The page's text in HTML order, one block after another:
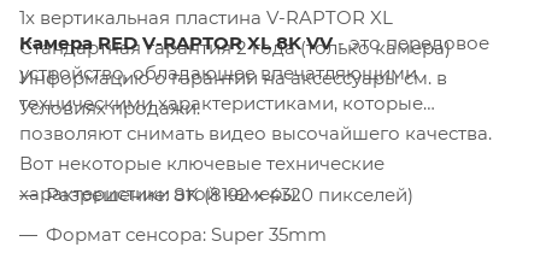
1x вертикальная пластина V-RAPTOR XL
Стандартная гарантия 2 года (только камера)
Информацию о гарантии на аксессуары см. в
Условиях продажи.
Камера RED V-RAPTOR XL 8K VV- это передовое
устройство, обладающее впечатляющими
техническими характеристиками, которые
позволяют снимать видео высочайшего качества.
Вот некоторые ключевые технические
характеристики этой камеры:
Разрешение: 8K (8192 x 4320 пикселей)
Формат сенсора: Super 35mm